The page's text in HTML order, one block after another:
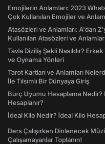
Emojilerin Anlamları: 2023
Çok Kullanılan Emojiler ve
Atasözleri ve Anlamları: A'dan
Kullanılan Atasözleri ve
Tavla Diziliş Şekli Nasıldır?
ve Oynama Yönleri
Tarot Kartları ve Anlamları
İle Tılsımlı Bir Dünyaya Giriş
Burç Uyumu Hesaplama Nedir?
Hesaplanır?
İdeal Kilo Nedir? İdeal Kilo
Ders Çalışırken Dinlenecek
Çalışamayanlar Toplanın!